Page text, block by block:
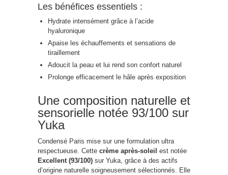
Les bénéfices essentiels :
Hydrate intensément grâce à l’acide
hyaluronique
Apaise les échauffements et sensations de
tiraillement
Adoucit la peau et lui rend son confort naturel
Prolonge efficacement le hâle après exposition
Une composition naturelle et
sensorielle notée 93/100 sur
Yuka
Condensé Paris mise sur une formulation ultra
respectueuse. Cette crème après-soleil est notée
Excellent (93/100) sur Yuka, grâce à des actifs
d’origine naturelle soigneusement sélectionnés. Elle